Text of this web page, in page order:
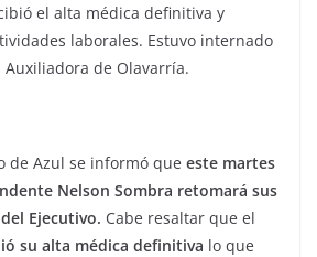
el alta médica definitiva y
laborales. Estuvo internado
de Olavarría.
de Azul se informó que este martes
Nelson Sombra retomará sus
Ejecutivo. Cabe resaltar que el
su alta médica definitiva lo que